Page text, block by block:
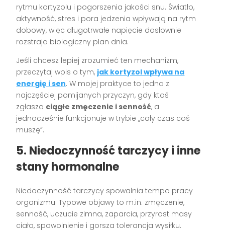
rytmu kortyzolu i pogorszenia jakości snu. Światło,
aktywność, stres i pora jedzenia wpływają na rytm
dobowy, więc długotrwałe napięcie dosłownie
rozstraja biologiczny plan dnia.
Jeśli chcesz lepiej zrozumieć ten mechanizm,
przeczytaj wpis o tym, jak kortyzol wpływa na
energię i sen. W mojej praktyce to jedna z
najczęściej pomijanych przyczyn, gdy ktoś
zgłasza ciągłe zmęczenie i senność, a
jednocześnie funkcjonuje w trybie „cały czas coś
muszę”.
5. Niedoczynność tarczycy i inne
stany hormonalne
Niedoczynność tarczycy spowalnia tempo pracy
organizmu. Typowe objawy to m.in. zmęczenie,
senność, uczucie zimna, zaparcia, przyrost masy
ciała, spowolnienie i gorsza tolerancja wysiłku.